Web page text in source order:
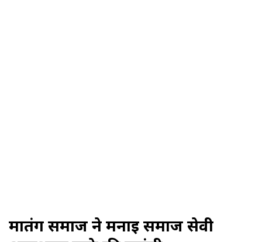
मातंग समाज ने मनाई समाज सेवी